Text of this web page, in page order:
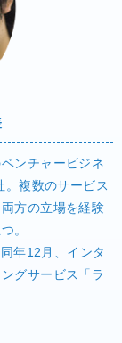
ンチャービジネ
複数のサービス
方の立場を経験
。
年12月、インタ
グサービス「ラ